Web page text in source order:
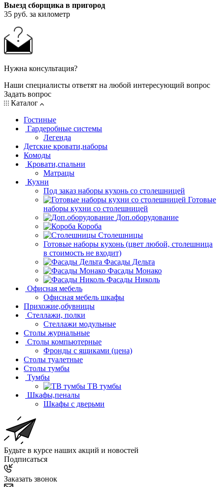
Выезд сборщика в пригород
35 руб. за километр
Нужна консультация?
Наши специалисты ответят на любой интересующий вопрос
Задать вопрос
Каталог
Гостиные
Гардеробные системы
Легенда
Детские кровати,наборы
Комоды
Кровати,спальни
Матрацы
Кухни
Под заказ наборы кухонь со столешницей
Готовые
наборы кухни со столешницей
Доп.оборудование
Короба
Столешницы
Готовые наборы кухонь (цвет любой, столешница
в стоимость не входит)
Фасады Дельта
Фасады Монако
Фасады Николь
Офисная мебель
Офисная мебель шкафы
Прихожие,обувницы
Стеллажи, полки
Стеллажи модульные
Столы журнальные
Столы компьютерные
Фронды с ящиками (цена)
Столы туалетные
Столы тумбы
Тумбы
ТВ тумбы
Шкафы,пеналы
Шкафы с дверьми
Будьте в курсе наших акций и новостей
Подписаться
Заказать звонок